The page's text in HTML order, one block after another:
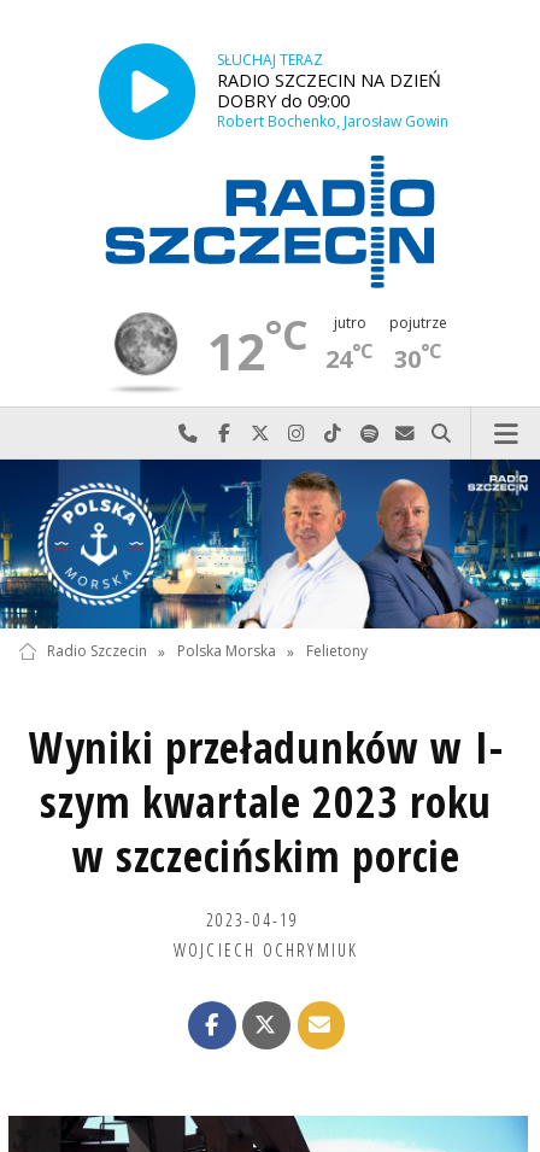
SŁUCHAJ TERAZ
RADIO SZCZECIN NA DZIEŃ
DOBRY do 09:00
Robert Bochenko, Jarosław Gowin
12°C jutro
24°C
pojutrze
30°C
Najlepiej po prostu do nas zadzwoń
Odwiedź nas na Facebook-u
Odwiedź nas na X
Odwiedź nas na Instagram-ie
Odwiedź nas na TikTok-u
Szukaj nas na Spotify
Wyślij do nas
Szukaj
Radio Szczecin » Polska Morska » Felietony
Wyniki przeładunków w I-
szym kwartale 2023 roku
w szczecińskim porcie
2023-04-19
WOJCIECH OCHRYMIUK